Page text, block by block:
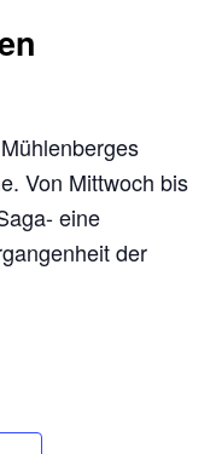
Von Mittwoch bis
eine
der